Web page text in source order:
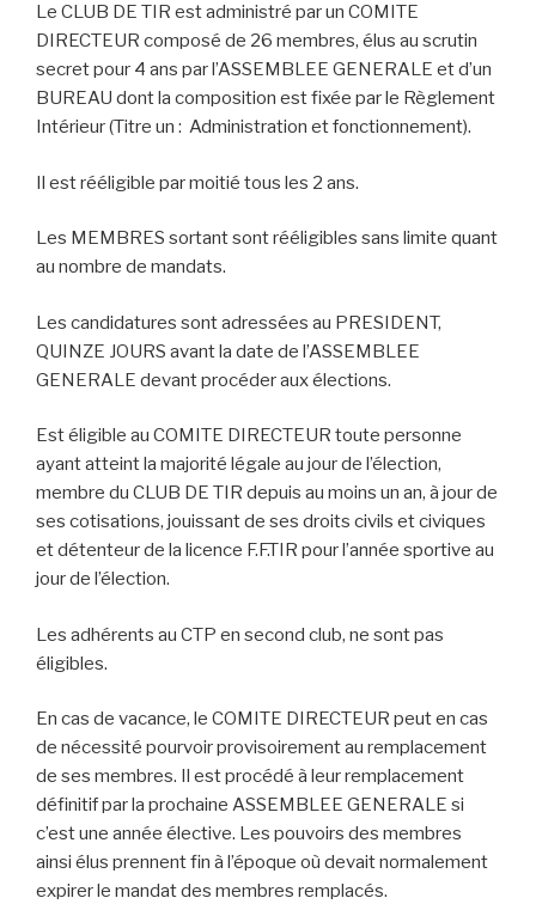
Le CLUB DE TIR est administré par un COMITE
DIRECTEUR composé de 26 membres, élus au scrutin
secret pour 4 ans par l’ASSEMBLEE GENERALE et d’un
BUREAU dont la composition est fixée par le Règlement
Intérieur (Titre un : Administration et fonctionnement).
Il est rééligible par moitié tous les 2 ans.
Les MEMBRES sortant sont rééligibles sans limite quant
au nombre de mandats.
Les candidatures sont adressées au PRESIDENT,
QUINZE JOURS avant la date de l’ASSEMBLEE
GENERALE devant procéder aux élections.
Est éligible au COMITE DIRECTEUR toute personne
ayant atteint la majorité légale au jour de l’élection,
membre du CLUB DE TIR depuis au moins un an, à jour de
ses cotisations, jouissant de ses droits civils et civiques
et détenteur de la licence F.F.TIR pour l’année sportive au
jour de l’élection.
Les adhérents au CTP en second club, ne sont pas
éligibles.
En cas de vacance, le COMITE DIRECTEUR peut en cas
de nécessité pourvoir provisoirement au remplacement
de ses membres. Il est procédé à leur remplacement
définitif par la prochaine ASSEMBLEE GENERALE si
c’est une année élective. Les pouvoirs des membres
ainsi élus prennent fin à l’époque où devait normalement
expirer le mandat des membres remplacés.